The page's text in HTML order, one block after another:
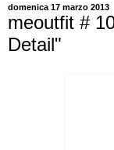
domenica 17 marzo 2013
meoutfit #
Detail"